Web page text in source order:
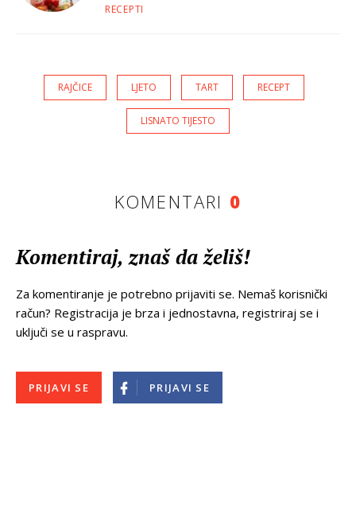
RECEPTI
RAJČICE LJETO TART RECEPT
LISNATO TIJESTO
KOMENTARI 0
Komentiraj, znaš da želiš!
Za komentiranje je potrebno prijaviti se. Nemaš korisnički
račun? Registracija je brza i jednostavna, registriraj se i
uključi se u raspravu.
PRIJAVI SE PRIJAVI SE